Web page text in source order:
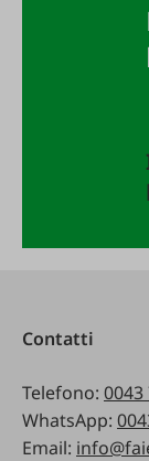
Contatti
Telefono: 0043
WhatsApp:
Email: